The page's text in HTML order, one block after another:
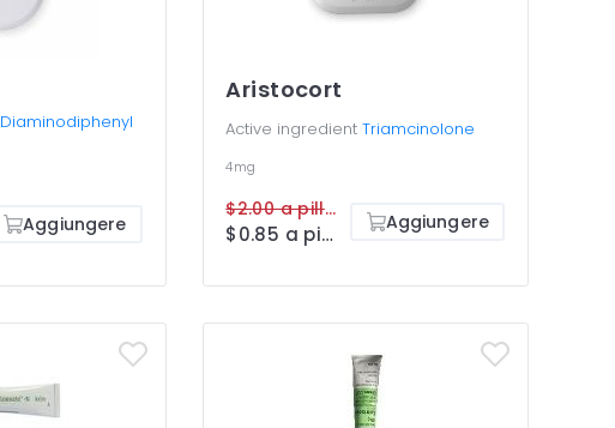
Diaminodiphenyl
Aggiungere
Aristocort
Active ingredient Triamcinolone
4mg
$2.00 a pillola
$0.85 a pillola Aggiungere